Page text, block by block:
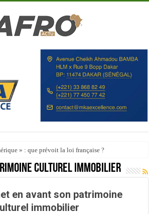
» : que prévoit la loi française ?
culturel immobilier
en avant son patrimoine
immobilier